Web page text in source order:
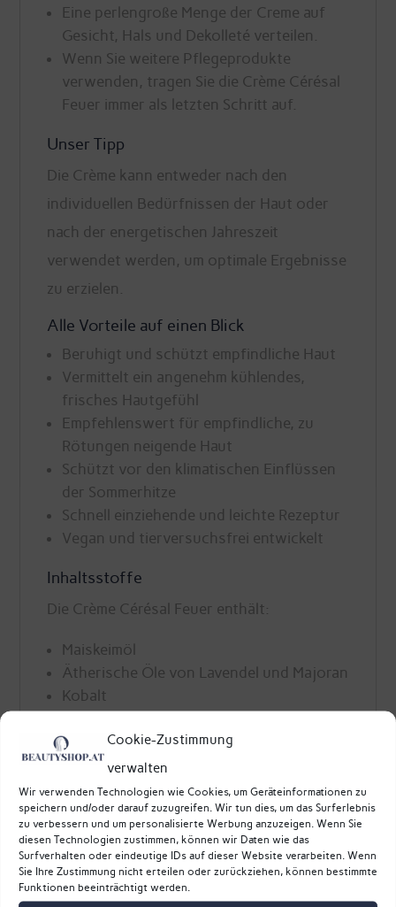
Cookie-Zustimmung
verwalten
Wir verwenden Technologien wie Cookies, um Geräteinformationen zu
speichern und/oder darauf zuzugreifen. Wir tun dies, um das Surferlebnis
zu verbessern und um personalisierte Werbung anzuzeigen. Wenn Sie
diesen Technologien zustimmen, können wir Daten wie das
Surfverhalten oder eindeutige IDs auf dieser Website verarbeiten. Wenn
Sie Ihre Zustimmung nicht erteilen oder zurückziehen, können bestimmte
Funktionen beeinträchtigt werden.
Eine perlengroße Menge der Creme auf
Gesicht, Hals und Dekolleté verteilen.
Wenn Sie weitere Pflegeprodukte
verwenden, tragen Sie die Crème Cérésal
Feuer immer als letzten Schritt auf.
Unser Tipp
Die Crème kann entweder nach den
individuellen Bedürfnissen der Haut oder
nach der energetischen Jahreszeit
verwendet werden, um optimale Ergebnisse
zu erzielen.
Alle Vorteile auf einen Blick
Beruhigt und schützt empfindliche Haut
Vermittelt ein angenehm kühlendes,
frisches Hautgefühl
Empfehlenswert für empfindliche, zu
Rötungen neigende Haut
Schützt vor den klimatischen Einflüssen
der Sommerhitze
Schnell einziehende und leichte Rezeptur
Vegan und tierversuchsfrei entwickelt
Inhaltsstoffe
Die Crème Cérésal Feuer enthält:
Maiskeimöl
Ätherische Öle von Lavendel und Majoran
Kobalt
Produktgröße
50 ml
Crème
Cérésal
Feuer
IN DEN WARENKORB